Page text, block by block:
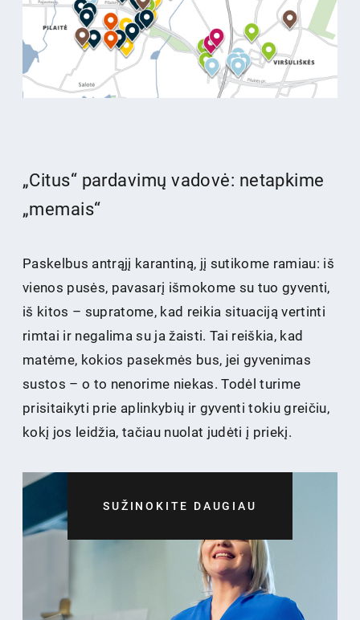
„Citus“ pardavimų vadovė: netapkime
„memais“
Paskelbus antrąjį karantiną, jį sutikome ramiau: iš
vienos pusės, pavasarį išmokome su tuo gyventi,
iš kitos – supratome, kad reikia situaciją vertinti
rimtai ir negalima su ja žaisti. Tai reiškia, kad
matėme, kokios pasekmės bus, jei gyvenimas
sustos – o to nenorime niekas. Todėl turime
prisitaikyti prie aplinkybių ir gyventi tokiu greičiu,
kokį jos leidžia, tačiau nuolat judėti į priekį.
SUŽINOKITE DAUGIAU